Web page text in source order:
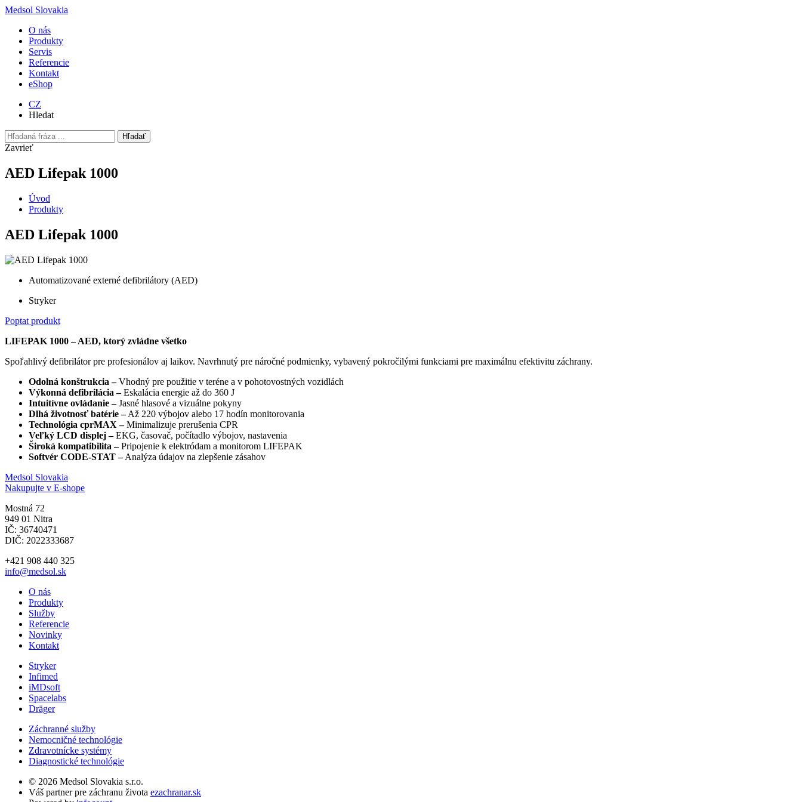
Medsol Slovakia
O nás
Produkty
Servis
Referencie
Kontakt
eShop
CZ
Hledat
Hľadať
Zavrieť
AED Lifepak 1000
Úvod
Produkty
AED Lifepak 1000
Automatizované externé defibrilátory (AED)
Stryker
Poptat produkt
LIFEPAK 1000 – AED, ktorý zvládne všetko
Spoľahlivý defibrilátor pre profesionálov aj laikov. Navrhnutý pre náročné podmienky, vybavený pokročilými funkciami pre maximálnu efektivitu záchrany.
Odolná konštrukcia –Vhodný pre použitie v teréne a v pohotovostných vozidlách
Výkonná defibrilácia –Eskalácia energie až do 360 J
Intuitívne ovládanie –Jasné hlasové a vizuálne pokyny
Dlhá životnosť batérie –Až 220 výbojov alebo 17 hodín monitorovania
Technológia cprMAX –Minimalizuje prerušenia CPR
Veľký LCD displej –EKG, časovač, počítadlo výbojov, nastavenia
Široká kompatibilita –Pripojenie k elektródam a monitorom LIFEPAK
Softvér CODE-STAT –Analýza údajov na zlepšenie zásahov
Medsol Slovakia
Nakupujte v E-shope
Mostná 72
949 01 Nitra
IČ: 36740471
DIČ: 2022333687
+421 908 440 325
info@medsol.sk
O nás
Produkty
Služby
Referencie
Novinky
Kontakt
Stryker
Infimed
iMDsoft
Spacelabs
Dräger
Záchranné služby
Nemocničné technológie
Zdravotnícke systémy
Diagnostické technológie
© 2026 Medsol Slovakia s.r.o.
Váš partner pre záchranu života ezachranar.sk